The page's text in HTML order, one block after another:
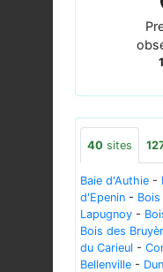
40 sites
Baie d'Authie -
d'Epenin -
Lapugnoy -
Bois des
du Carieul -
Bellenville -